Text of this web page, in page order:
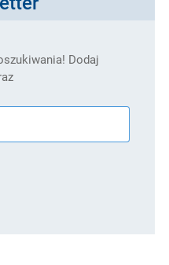
Dodaj